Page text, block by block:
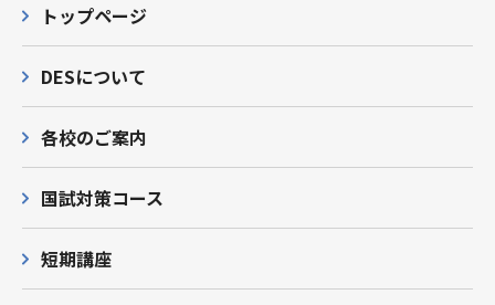
トップページ
DESについて
各校のご案内
国試対策コース
短期講座